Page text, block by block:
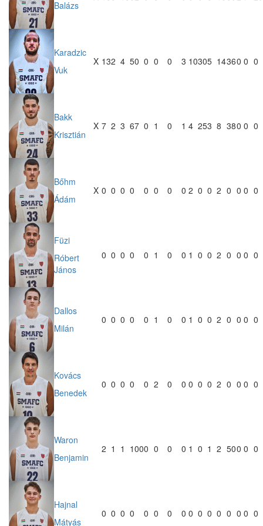
Balázs
Karadzic
Vuk
X 132 4 50 0 0 0 3 10305 14360 0 0
Bakk
Krisztián
X 7 2 3 67 0 1 0 1 4 253 8 380 0 0
Bőhm
Ádám
X 0 0 0 0 0 0 0 0 2 0 0 2 0 0 0 0
Füzi
Róbert
János
0 0 0 0 0 1 0 0 1 0 0 2 0 0 0 0
Dallos
Milán
0 0 0 0 0 1 0 0 1 0 0 2 0 0 0 0
Kovács
Benedek
0 0 0 0 0 2 0 0 0 0 0 2 0 0 0 0
Waron
Benjamin
2 1 1 1000 0 0 0 1 0 1 2 500 0 0
Hajnal
Mátyás
0 0 0 0 0 0 0 0 0 0 0 0 0 0 0 0